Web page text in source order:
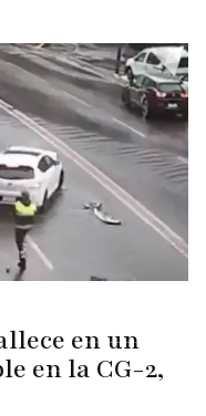
en un
en la CG-2,